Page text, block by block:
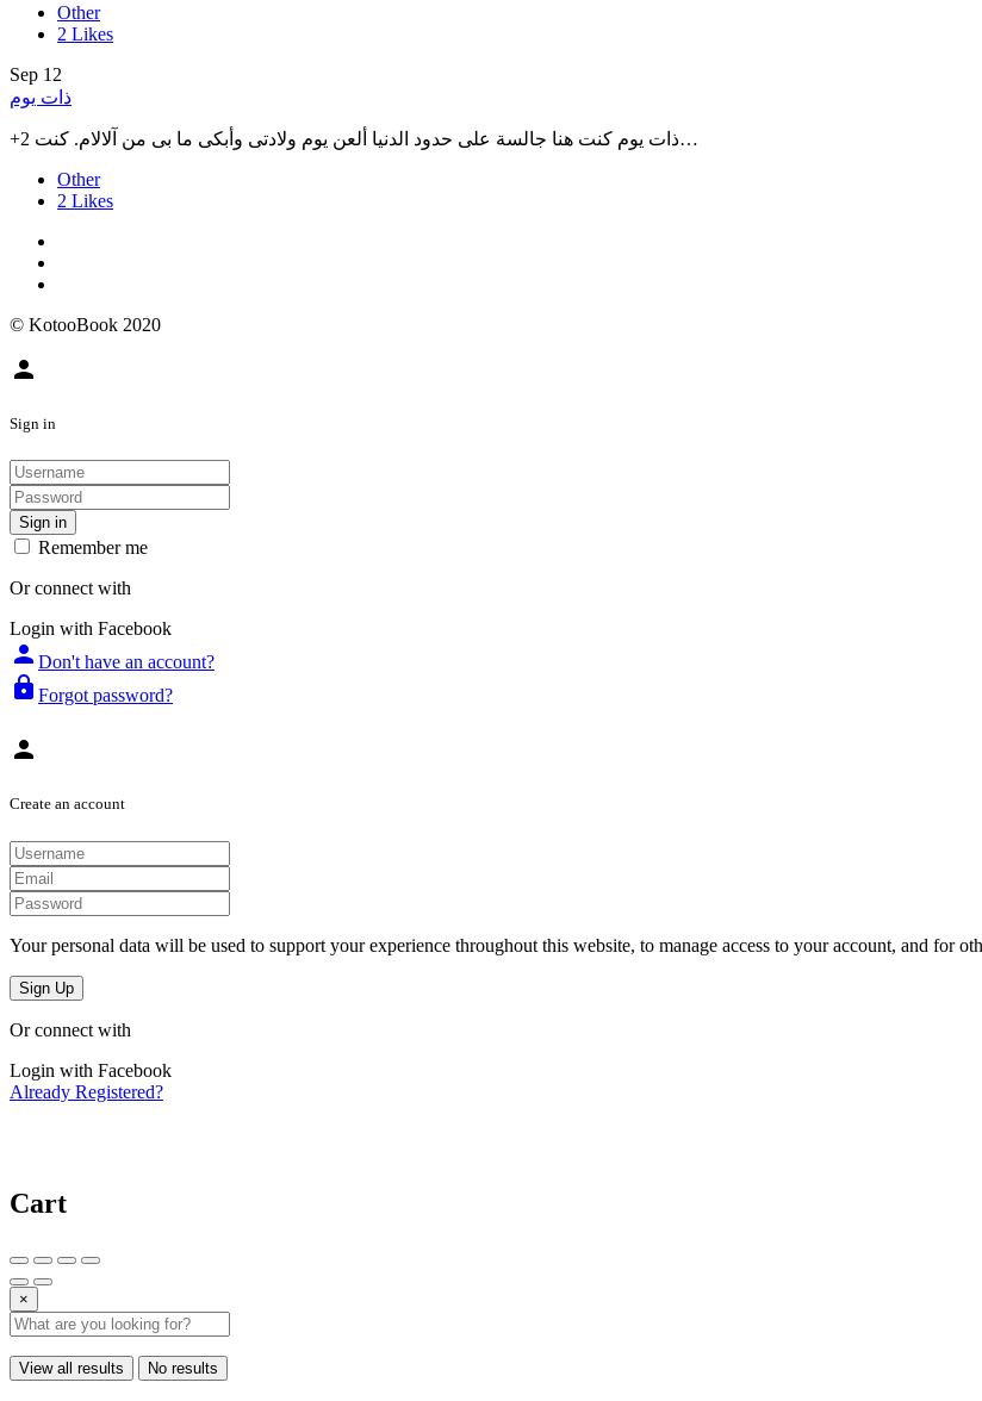
Other
2 Likes
Sep 12
ذات يوم
+2 ذات يوم كنت هنا جالسة على حدود الدنيا ألعن يوم ولادتى وأبكى ما بى من آلالام. كنت…
Other
2 Likes
© KotooBook 2020
person
Sign in
Sign in
Remember me
Or connect with
Login with Facebook
person Don't have an account?
lock Forgot password?
person
Create an account
Your personal data will be used to support your experience throughout this website, to manage access to your account, and for
Sign Up
Or connect with
Login with Facebook
Already Registered?
Cart
×
View all results No results